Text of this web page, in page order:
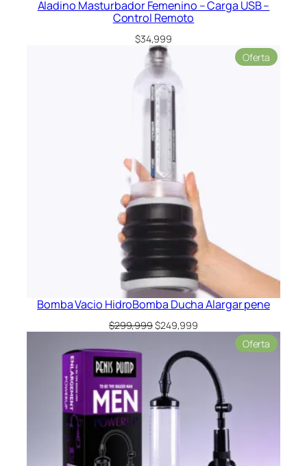
Aladino Masturbador Femenino – Carga USB –
Control Remoto
$34,999
Oferta
en
Bomba Vacio HidroBomba Ducha Alargar pene
$299,999El
original
era:
$299,999.
$249,999
actual
es:
$249,999.
Oferta
en